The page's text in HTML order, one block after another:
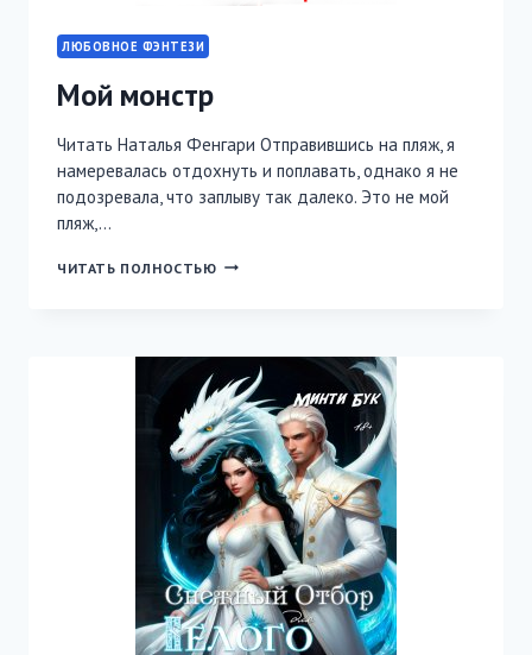
ЛЮБОВНОЕ ФЭНТЕЗИ
Мой монстр
Читать Наталья Фенгари Отправившись на пляж, я
намеревалась отдохнуть и поплавать, однако я не
подозревала, что заплыву так далеко. Это не мой
пляж,…
ЧИТАТЬ ПОЛНОСТЬЮ МОЙ